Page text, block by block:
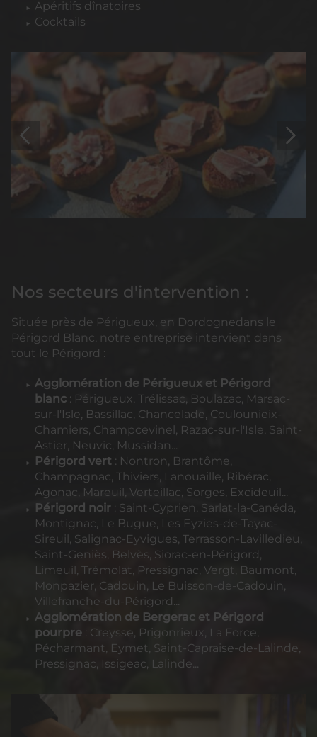
Apéritifs dînatoires
Cocktails
Nos secteurs d'intervention :
Située près de Périgueux, en Dordognedans le
Périgord Blanc, notre entreprise intervient dans
tout le Périgord :
Agglomération de Périgueux et Périgord
blanc: Périgueux, Trélissac, Boulazac, Marsac-
sur-l'Isle, Bassillac, Chancelade, Coulounieix-
Chamiers, Champcevinel, Razac-sur-l'Isle, Saint-
Astier, Neuvic, Mussidan...
Périgord vert : Nontron, Brantôme,
Champagnac, Thiviers, Lanouaille, Ribérac,
Agonac, Mareuil, Verteillac, Sorges, Excideuil...
Périgord noir: Saint-Cyprien, Sarlat-la-Canéda,
Montignac, Le Bugue, Les Eyzies-de-Tayac-
Sireuil, Salignac-Eyvigues, Terrasson-Lavilledieu,
Saint-Geniès, Belvès, Siorac-en-Périgord,
Limeuil, Trémolat, Pressignac, Vergt, Baumont,
Monpazier, Cadouin, Le Buisson-de-Cadouin,
Villefranche-du-Périgord...
Agglomération de Bergerac et Périgord
pourpre: Creysse, Prigonrieux, La Force,
Pécharmant, Eymet, Saint-Capraise-de-Lalinde,
Pressignac, Issigeac, Lalinde...